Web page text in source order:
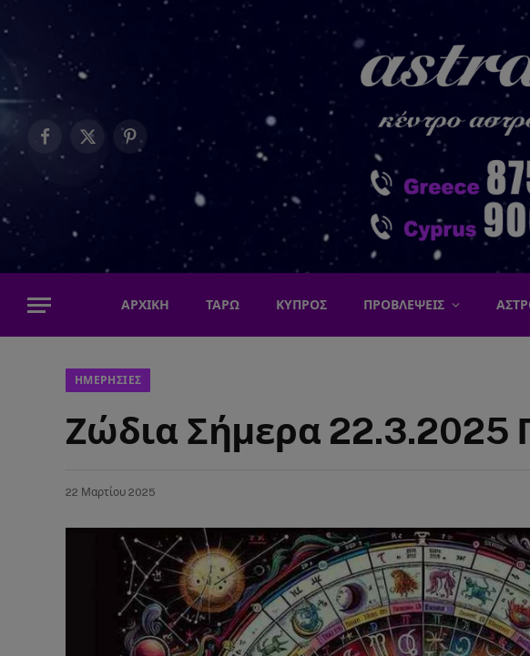
Facebook
X
(Twitter)
Pinterest
ΑΡΧΙΚΗ ΤΑΡΩ ΚΥΠΡΟΣ ΠΡΟΒΛΕΨΕΙΣ
ΗΜΕΡΗΣΙΕΣ
Ζώδια Σήμερα 22.3.2025
22 Μαρτίου 2025